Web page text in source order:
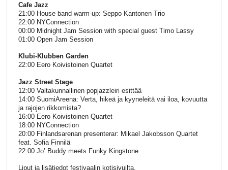
Cafe Jazz
21:00 House band warm-up: Seppo Kantonen Trio
22:00 NYConnection
00:00 Midnight Jam Session with special guest Timo Lassy
01:00 Open Jam Session
Klubi-Klubben Garden
22:00 Eero Koivistoinen Quartet
Jazz Street Stage
12:00 Valtakunnallinen popjazzleiri esittää
14:00 SuomiAreena: Verta, hikeä ja kyyneleitä vai iloa, kovuutta
ja rajojen rikkomista?
16:00 Eero Koivistoinen Quartet
18:00 NYConnection
20:00 Finlandsarenan presenterar: Mikael Jakobsson Quartet
feat. Sofia Finnilä
22:00 Jo’ Buddy meets Funky Kingstone
Liput ja lisätiedot festivaalin kotisivuilta.